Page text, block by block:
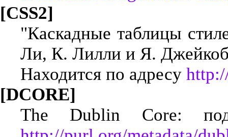
[CSS2]
"Каскадные таблицы
Ли, К. Лилли и Я.
Находится по адресу
[DCORE]
The Dublin Core: